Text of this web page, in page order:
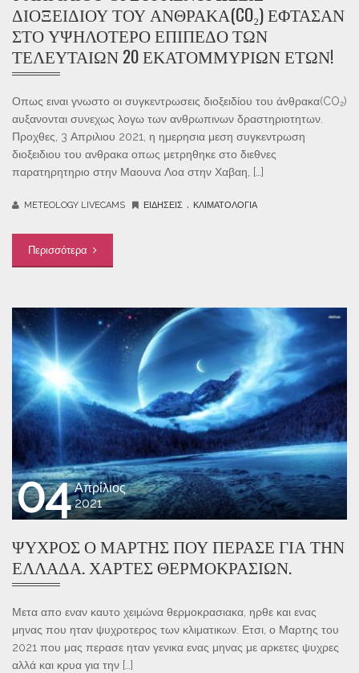
ΔΙΟΞΕΙΔΊΟΥ ΤΟΥ ΆΝΘΡΑΚΑ(CO₂) ΈΦΤΑΣΑΝ
ΣΤΟ ΥΨΗΛΌΤΕΡΟ ΕΠΊΠΕΔΟ ΤΩΝ
ΤΕΛΕΥΤΑΊΩΝ 20 ΕΚΑΤΟΜΜΥΡΊΩΝ ΕΤΏΝ!
Οπως ειναι γνωστο οι συγκεντρωσεις διοξειδίου του άνθρακα(CO₂)
αυξανονται συνεχως λογω των ανθρωπινων δραστηριοτητων.
Προχθες, 3 Απριλιου 2021, η ημερησια μεση συγκεντρωση
διοξειδιου του ανθρακα οπως μετρηθηκε στο διεθνες
παρατηρητηριο στην Μαουνα Λοα στην Χαβαη, […]
METEOLOGY LIVECAMS ΕΙΔΉΣΕΙΣ . ΚΛΙΜΑΤΟΛΟΓΊΑ
Περισσότερα
04 Απρίλιος
2021
ΨΥΧΡΌΣ Ο ΜΆΡΤΗΣ ΠΟΥ ΠΈΡΑΣΕ ΓΙΑ ΤΗΝ
ΕΛΛΆΔΑ. ΧΆΡΤΕΣ ΘΕΡΜΟΚΡΑΣΙΏΝ.
Μετα απο εναν καυτο χειμώνα θερμοκρασιακα, ηρθε και ενας
μηνας που ηταν ψυχροτερος των κλιματικων. Ετσι, ο Μαρτης του
2021 που μας περασε ηταν γενικα ενας μηνας με αρκετες ψυχρες
αλλά και κρυα για την […]